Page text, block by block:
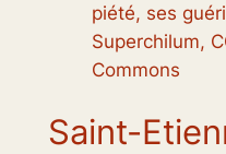
piété, ses
Superchilum,
Commons
Saint-